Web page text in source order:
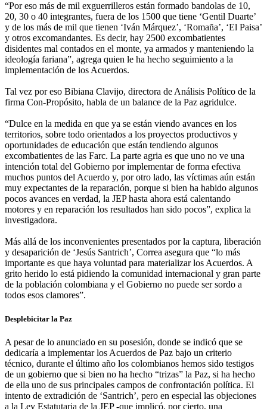
“Por eso más de mil exguerrilleros están formado bandolas de 10,
20, 30 o 40 integrantes, fuera de los 1500 que tiene ‘Gentil Duarte’
y de los más de mil que tienen ‘Iván Márquez’, ‘Romaña’, ‘El Paisa’
y otros excomandantes. Es decir, hay 2500 excombatientes
disidentes mal contados en el monte, ya armados y manteniendo la
ideología fariana”, agrega quien le ha hecho seguimiento a la
implementación de los Acuerdos.
Tal vez por eso Bibiana Clavijo, directora de Análisis Político de la
firma Con-Propósito, habla de un balance de la Paz agridulce.
“Dulce en la medida en que ya se están viendo avances en los
territorios, sobre todo orientados a los proyectos productivos y
oportunidades de educación que están tendiendo algunos
excombatientes de las Farc. La parte agria es que uno no ve una
intención total del Gobierno por implementar de forma efectiva
muchos puntos del Acuerdo y, por otro lado, las víctimas aún están
muy expectantes de la reparación, porque si bien ha habido algunos
pocos avances en verdad, la JEP hasta ahora está calentando
motores y en reparación los resultados han sido pocos”, explica la
investigadora.
Más allá de los inconvenientes presentados por la captura, liberación
y desaparición de ‘Jesús Santrich’, Correa asegura que “lo más
importante es que haya voluntad para materializar los Acuerdos. A
grito herido lo está pidiendo la comunidad internacional y gran parte
de la población colombiana y el Gobierno no puede ser sordo a
todos esos clamores”.
Desplebicitar la Paz
A pesar de lo anunciado en su posesión, donde se indicó que se
dedicaría a implementar los Acuerdos de Paz bajo un criterio
técnico, durante el último año los colombianos hemos sido testigos
de un gobierno que si bien no ha hecho “trizas” la Paz, si ha hecho
de ella uno de sus principales campos de confrontación política. El
intento de extradición de ‘Santrich’, pero en especial las objeciones
a la Ley Estatutaria de la JEP -que implicó, por cierto, una